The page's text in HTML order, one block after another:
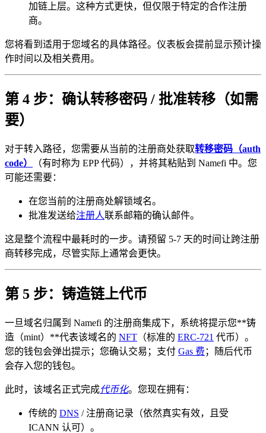
加链上层。这种方式更快，但仅限于特定的合作注册
商。
您将看到适用于您域名的具体路径。仪表板会提前显示预计操
作时间以及相关费用。
第 4 步：确认转移密码 / 批准转移（如需
要）
对于转入路径，您需要从当前的注册商处获取转移密码（auth
code）
（有时称为 EPP 代码），并将其粘贴到 Namefi 中。您
可能还需要：
在您当前的注册商处解锁域名。
批准发送给注册人联系邮箱的确认邮件。
这是整个流程中最耗时的一步。请预留 5-7 天的时间让跨注册
商转移完成，尽管实际上通常会更快。
第 5 步：铸造链上代币
一旦域名归属到 Namefi 的注册商集成下，系统将提示您**铸
造（mint）**代表该域名的 NFT （标准的 ERC-721 代币）。
您的钱包会弹出提示；您确认交易；支付 Gas 费 ；随后代币
会存入您的钱包。
此时，该域名正式完成代币化。您现在拥有：
传统的 DNS / 注册商记录（依然真实有效，且受
ICANN 认可）。